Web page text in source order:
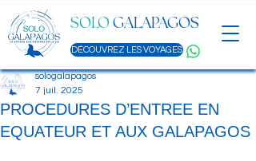
SOLO GALAPAGOS
DÉCOUVREZ LES VOYAGES
PROCEDURES D’ENTREE EN
EQUATEUR ET AUX GALAPAGOS
sologalapagos
7 juil. 2025